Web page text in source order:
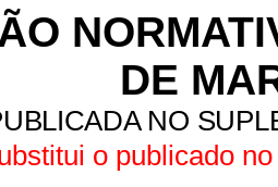
DE
NO
o publicado